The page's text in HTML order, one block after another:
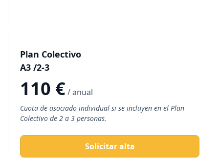
Plan Colectivo
A3 /2-3
110 €/ anual
Cuota de asociado individual si se incluyen en el Plan
Colectivo de 2 a 3 personas.
Solicitar alta